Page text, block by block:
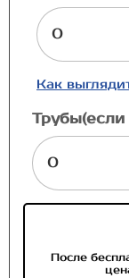
Как
Трубы(если
После